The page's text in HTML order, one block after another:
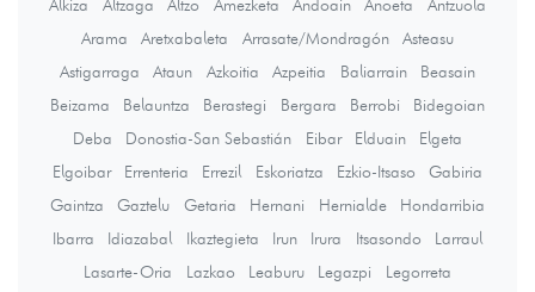
Alkiza
Altzaga Altzo Amezketa Andoain Anoeta
Antzuola
Arama
Aretxabaleta Arrasate/Mondragón
Asteasu
Astigarraga
Ataun Azkoitia Azpeitia Baliarrain
Beasain
Beizama
Belauntza Berastegi Bergara Berrobi
Bidegoian
Deba
Donostia-San Sebastián Eibar Elduain
Elgeta
Elgoibar
Errenteria Errezil Eskoriatza Ezkio-Itsaso
Gabiria
Gaintza
Gaztelu Getaria Hernani Hernialde
Hondarribia
Ibarra
Idiazabal Ikaztegieta Irun Irura Itsasondo
Larraul
Lasarte-Oria
Lazkao Leaburu Legazpi
Legorreta